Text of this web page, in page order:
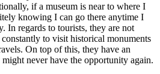
if a museum is near to where I
knowing I can go there anytime I
In regards to tourists, they are not
to visit historical monuments
On top of this, they have an
never have the opportunity again.